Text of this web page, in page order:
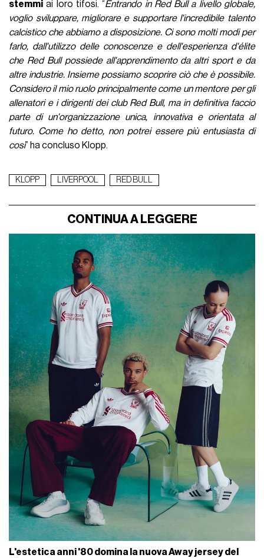
stemmi ai loro tifosi. “Entrando in Red Bull a livello globale,
voglio sviluppare, migliorare e supportare l'incredibile talento
calcistico che abbiamo a disposizione. Ci sono molti modi per
farlo, dall'utilizzo delle conoscenze e dell'esperienza d'élite
che Red Bull possiede all'apprendimento da altri sport e da
altre industrie. Insieme possiamo scoprire ciò che è possibile.
Considero il mio ruolo principalmente come un mentore per gli
allenatori e i dirigenti dei club Red Bull, ma in definitiva faccio
parte di un'organizzazione unica, innovativa e orientata al
futuro. Come ho detto, non potrei essere più entusiasta di
così” ha concluso Klopp.
KLOPP LIVERPOOL RED BULL
CONTINUA A LEGGERE
L'estetica anni '80 domina la nuova Away jersey del